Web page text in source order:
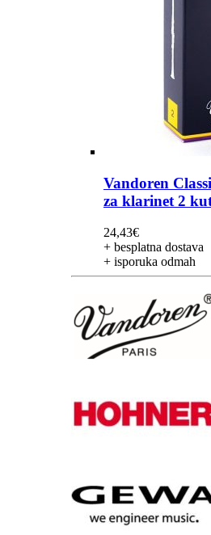
Vandoren
za klarinet 2
24,43€
+ besplatna dostava
+ isporuka odmah